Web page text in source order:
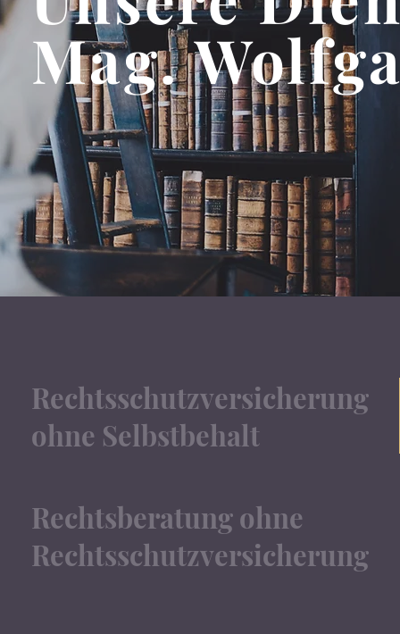
Mag.
Rechtsschutzversicherung
ohne Selbstbehalt
Rechtsberatung ohne
Rechtsschutzversicherung